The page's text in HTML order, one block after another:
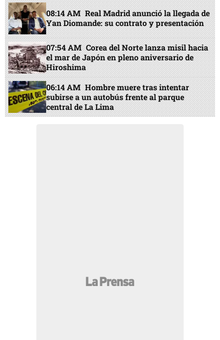
08:14 AM Real Madrid anunció la llegada de
Yan Diomande: su contrato y presentación
07:54 AM Corea del Norte lanza misil hacia
el mar de Japón en pleno aniversario de
Hiroshima
06:14 AM Hombre muere tras intentar
subirse a un autobús frente al parque
central de La Lima